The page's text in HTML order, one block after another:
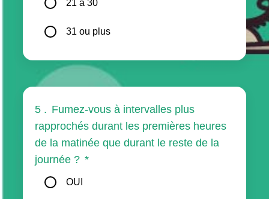
21 à 30
31 ou plus
5 . Fumez-vous à intervalles plus
rapprochés durant les premières heures
de la matinée que durant le reste de la
journée ? *
OUI